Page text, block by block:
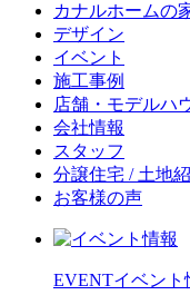
カナルホームの
デザイン
イベント
施工事例
店舗・モデルハ
会社情報
スタッフ
分譲住宅 / 土地
お客様の声
EVENTイベント